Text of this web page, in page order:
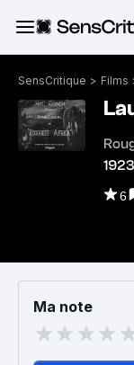
SensCritique > Films
1923
6
Ma note